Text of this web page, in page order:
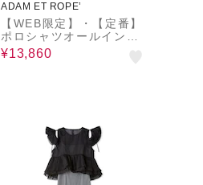
ADAM ET ROPE’
【WEB限定】・【定番】
ポロシャツオールインワ
ン
¥13,860